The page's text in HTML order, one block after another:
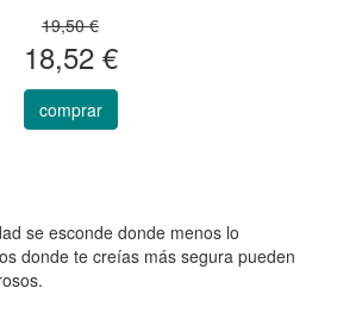
19,50 €
18,52 €
comprar
se esconde donde menos lo
donde te creías más segura pueden